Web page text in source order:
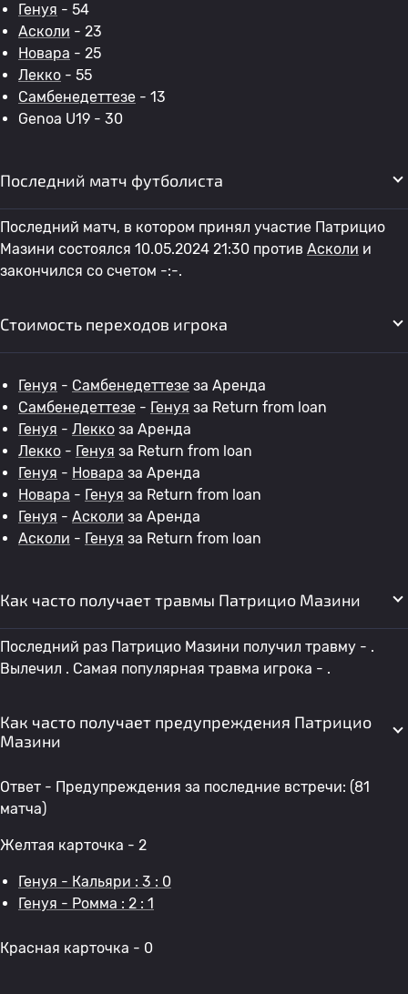
Генуя - 54
Асколи - 23
Новара - 25
Лекко - 55
Самбенедеттезе - 13
Genoa U19 - 30
Последний матч футболиста
Последний матч, в котором принял участие Патрицио
Мазини состоялся 10.05.2024 21:30 против Асколи и
закончился со счетом -:-.
Стоимость переходов игрока
Генуя - Самбенедеттезе за Аренда
Самбенедеттезе - Генуя за Return from loan
Генуя - Лекко за Аренда
Лекко - Генуя за Return from loan
Генуя - Новара за Аренда
Новара - Генуя за Return from loan
Генуя - Асколи за Аренда
Асколи - Генуя за Return from loan
Как часто получает травмы Патрицио Мазини
Последний раз Патрицио Мазини получил травму - .
Вылечил . Самая популярная травма игрока - .
Как часто получает предупреждения Патрицио
Мазини
Ответ - Предупреждения за последние встречи: (81
матча)
Желтая карточка - 2
Генуя - Кальяри : 3 : 0
Генуя - Ромма : 2 : 1
Красная карточка - 0